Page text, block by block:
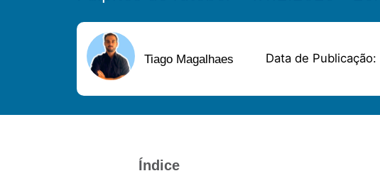
Tiago Magalhaes Data de Publicação:
Índice